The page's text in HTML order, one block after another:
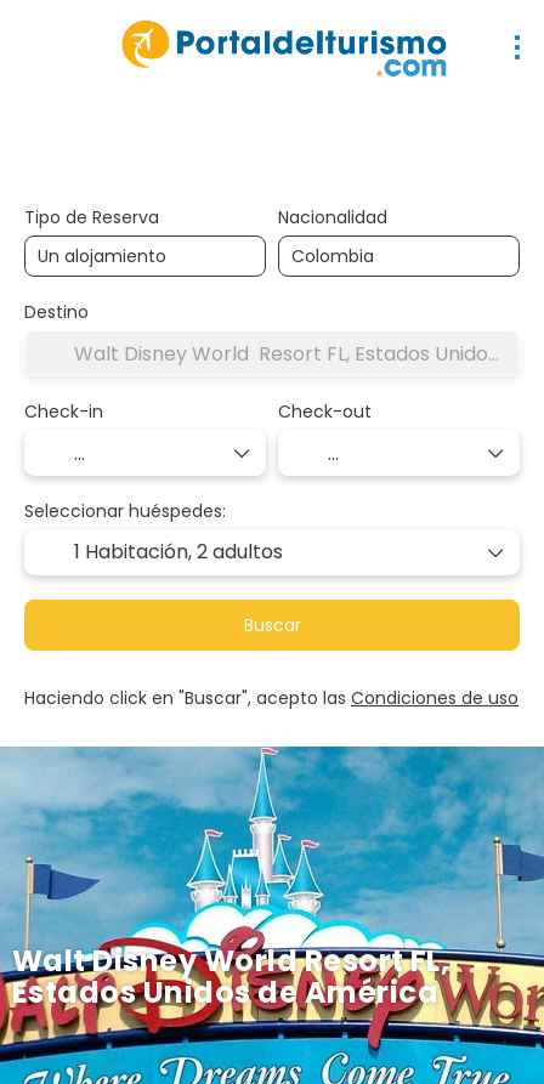
Walt Disney World Resort FL,
Estados Unidos de América
Tipo de Reserva Nacionalidad
Destino
Check-in Check-out
Seleccionar huéspedes:
1 Habitación,2 adultos
Buscar
Haciendo click en "Buscar", acepto las Condiciones de uso